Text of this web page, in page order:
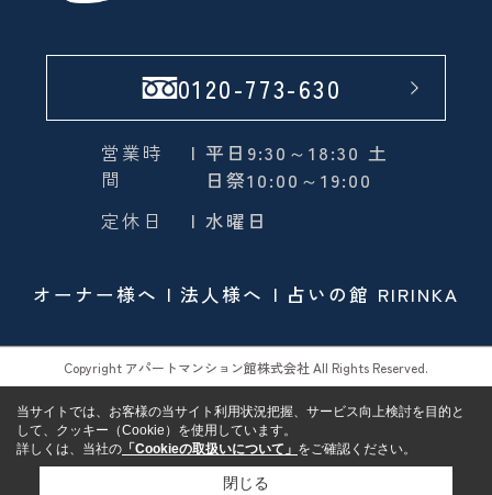
0120-773-630
営業時
間
| 平日9:30～18:30 土
日祭10:00～19:00
定休日
| 水曜日
オーナー様へ 法人様へ 占いの館 RIRINKA
Copyright アパートマンション館株式会社 All Rights Reserved.
当サイトでは、お客様の当サイト利用状況把握、サービス向上検討を目的と
して、クッキー（Cookie）を使用しています。
詳しくは、当社の 「Cookieの取扱いについて」 をご確認ください。
閉じる